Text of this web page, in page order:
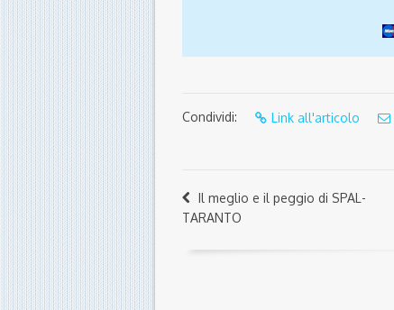
Condividi: Link all'articolo
Il meglio e il peggio di SPAL-
TARANTO